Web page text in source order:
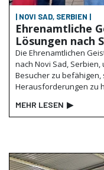
| NOVI SAD, SERBIEN |
Ehrenamtliche
Lösungen nach
Die Ehrenamtlichen
nach Novi Sad,
Besucher zu
Herausforderungen zu
MEHR LESEN ▶